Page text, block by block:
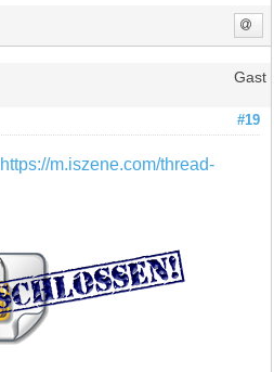
Gast
#19
https://m.iszene.com/thread-